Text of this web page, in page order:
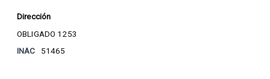
Dirección
OBLIGADO 1253
INAC
51465